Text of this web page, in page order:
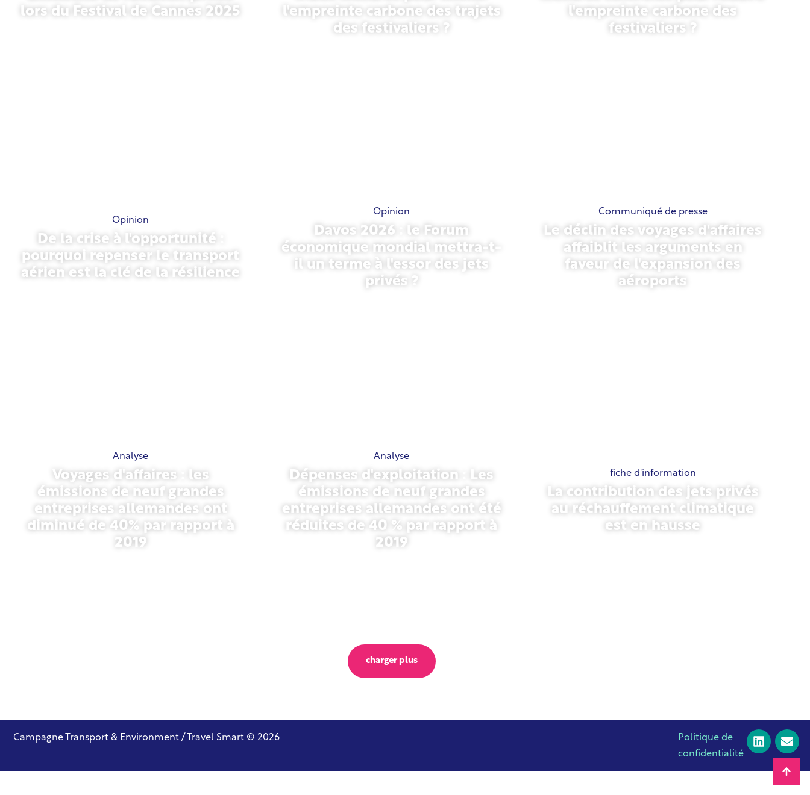
lors du Festival de Cannes 2025
l'empreinte carbone des trajets
des festivaliers ?
l'empreinte carbone des
festivaliers ?
Opinion
De la crise à l'opportunité :
pourquoi repenser le transport
aérien est la clé de la résilience
Opinion
Davos 2026 : le Forum
économique mondial mettra-t-
il un terme à l'essor des jets
privés ?
Communiqué de presse
Le déclin des voyages d'affaires
affaiblit les arguments en
faveur de l'expansion des
aéroports
Analyse
Voyages d'affaires : les
émissions de neuf grandes
entreprises allemandes ont
diminué de 40% par rapport à
2019
Analyse
Dépenses d'exploitation : Les
émissions de neuf grandes
entreprises allemandes ont été
réduites de 40 % par rapport à
2019
fiche d'information
La contribution des jets privés
au réchauffement climatique
est en hausse
charger plus
Campagne Transport & Environment / Travel Smart © 2026
Politique de
confidentialité